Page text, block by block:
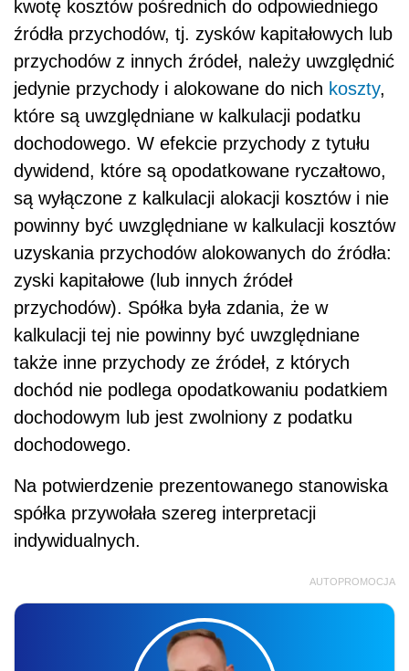
kwotę kosztów pośrednich do odpowiedniego
źródła przychodów, tj. zysków kapitałowych lub
przychodów z innych źródeł, należy uwzględnić
jedynie przychody i alokowane do nich koszty,
które są uwzględniane w kalkulacji podatku
dochodowego. W efekcie przychody z tytułu
dywidend, które są opodatkowane ryczałtowo,
są wyłączone z kalkulacji alokacji kosztów i nie
powinny być uwzględniane w kalkulacji kosztów
uzyskania przychodów alokowanych do źródła:
zyski kapitałowe (lub innych źródeł
przychodów). Spółka była zdania, że w
kalkulacji tej nie powinny być uwzględniane
także inne przychody ze źródeł, z których
dochód nie podlega opodatkowaniu podatkiem
dochodowym lub jest zwolniony z podatku
dochodowego.
Na potwierdzenie prezentowanego stanowiska
spółka przywołała szereg interpretacji
indywidualnych.
AUTOPROMOCJA